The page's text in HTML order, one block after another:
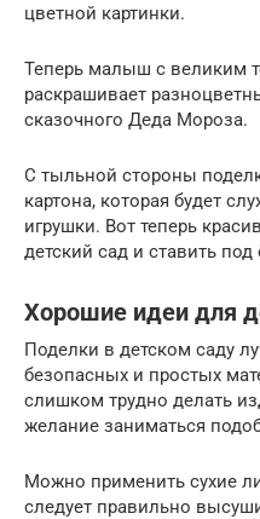
цветной картинки.
Теперь малыш с великим
раскрашивает
сказочного Деда Мороза.
С тыльной стороны
картона, которая будет
игрушки. Вот теперь
детский сад и ставить под
Хорошие идеи для
Поделки в детском саду
безопасных и простых
слишком трудно делать
желание заниматься
Можно применить сухие
следует правильно